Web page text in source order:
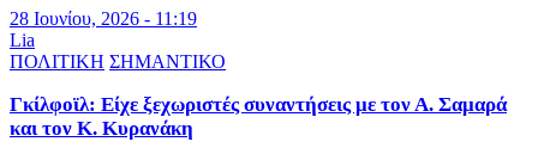
28 Ιουνίου, 2026 - 11:19
Lia
ΠΟΛΙΤΙΚΗ ΣΗΜΑΝΤΙΚΟ
Γκίλφοϊλ: Είχε ξεχωριστές συναντήσεις με τον Α. Σαμαρά
και τον Κ. Κυρανάκη